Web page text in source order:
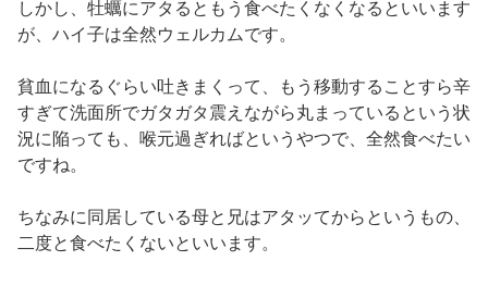
しかし、牡蠣にアタるともう食べたくなくなるといいます
が、ハイ子は全然ウェルカムです。
貧血になるぐらい吐きまくって、もう移動することすら辛
すぎて洗面所でガタガタ震えながら丸まっているという状
況に陥っても、喉元過ぎればというやつで、全然食べたい
ですね。
ちなみに同居している母と兄はアタッてからというもの、
二度と食べたくないといいます。